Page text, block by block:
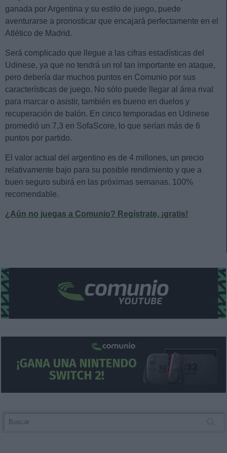
ganada por Argentina y su estilo de juego, puede
aventurarse a pronosticar que encajará perfectamente en el
Atlético de Madrid.
Será complicado que llegue a las cifras estadísticas del
Udinese, ya que no tendrá un rol tan importante en ataque,
pero debería dar muchos puntos en Comunio por sus
características de juego. No sólo puede llegar al área rival
para marcar o asistir, también es bueno en duelos y
recuperación de balón. En cinco temporadas en Udinese
promedió un 7,3 en SofaScore, lo que serían más de 6
puntos por partido.
El valor actual del argentino es de 4 millones, un precio
relativamente bajo para su posible rendimiento y que a
buen seguro subirá en las próximas semanas. 100%
recomendable.
¿Aún no juegas a Comunio? Regístrate, ¡gratis!